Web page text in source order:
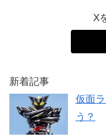
X
新着記事
仮面
う？